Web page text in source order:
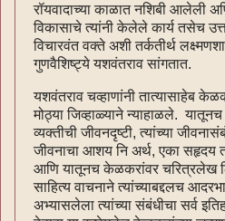
रॉयवादाच्या काळात नशिबी आलेली
विकासाचे त्यांनी केलेले कार्य तसेच
विचारवंत वक्ते अशी तर्कतीर्थ
गुणवैशिष्ट्ये यशवंतराव सांगतात.
यशवंतराव चव्हाणांनी तात्यासाहेब
मोठ्या जिव्हाळ्याने न्याहाळले.
व्यक्तीची जीवनदृष्टी, त्यांच्या
जीवनाचा आशय नि अर्थ, एका सहृदय
आणि यातूनच केळकरांवर चरित्रलेख
साहित्य वाचनाने त्यांच्याबद्दलच
अभ्यासलेला त्यांच्या संबंधीचा सर्व